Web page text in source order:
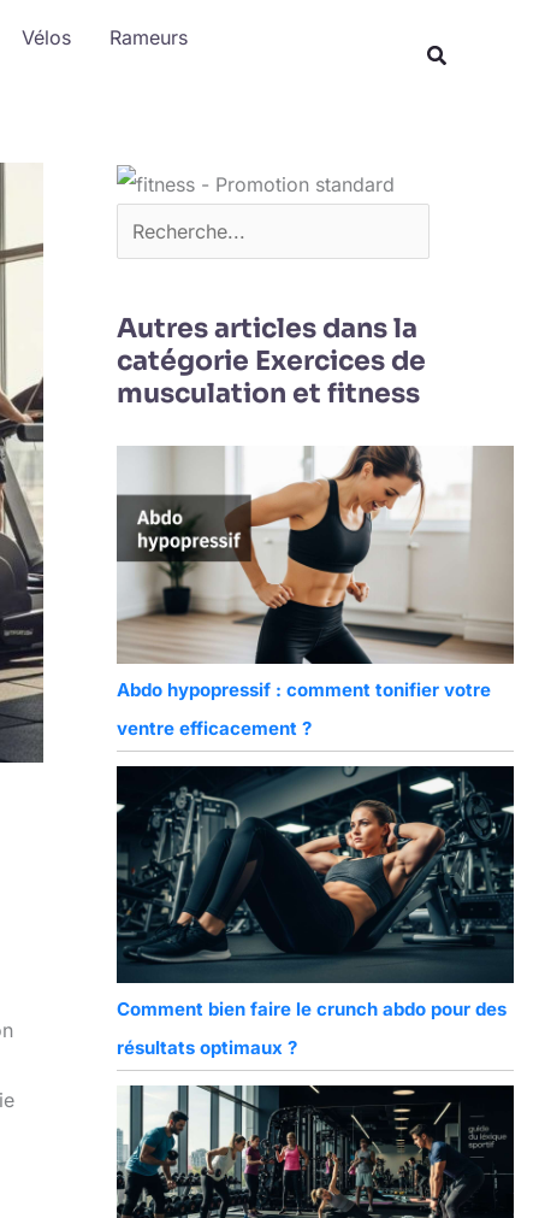
Vélos Rameurs
e
r
e
r
Autres articles dans la
catégorie Exercices de
musculation et fitness
Abdo hypopressif : comment tonifier votre
ventre efficacement ?
Comment bien faire le crunch abdo pour des
résultats optimaux ?